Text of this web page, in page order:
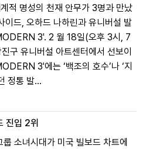
적 명성의 천재 안무가 3명과 만났
이드, 오하드 나하린과 유니버설 발
3'. 2 월 18일(오후 3시, 7
구 유니버설 아트센터에서 선보이
3'에는 ‘백조의 호수’나 ‘지
정통 발...
진입 2위
소녀시대가 미국 빌보드 차트에